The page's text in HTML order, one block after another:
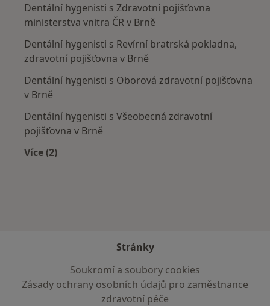
Dentální hygenisti s Zdravotní pojišťovna
ministerstva vnitra ČR v Brně
Dentální hygenisti s Revírní bratrská pokladna,
zdravotní pojišťovna v Brně
Dentální hygenisti s Oborová zdravotní pojišťovna
v Brně
Dentální hygenisti s Všeobecná zdravotní
pojišťovna v Brně
Více (2)
Stránky
Soukromí a soubory cookies
Zásady ochrany osobních údajů pro zaměstnance
zdravotní péče